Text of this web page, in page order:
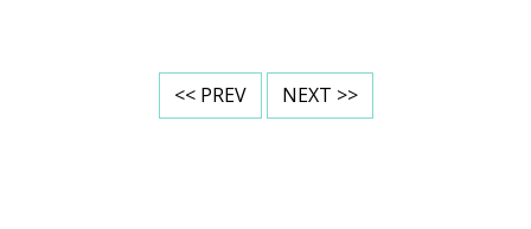
<< PREV NEXT >>